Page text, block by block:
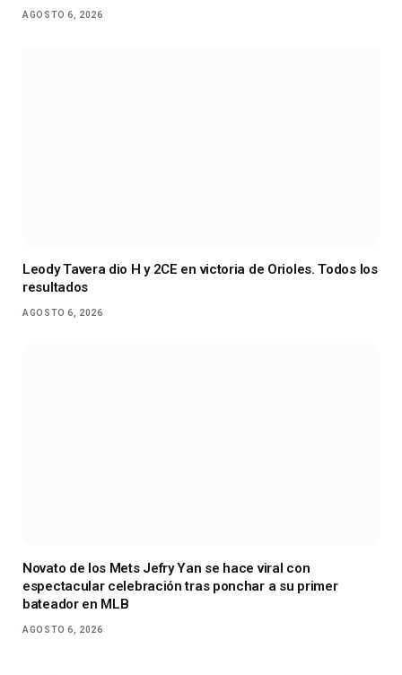
AGOSTO 6, 2026
Leody Tavera dio H y 2CE en victoria de Orioles. Todos los
resultados
AGOSTO 6, 2026
Novato de los Mets Jefry Yan se hace viral con
espectacular celebración tras ponchar a su primer
bateador en MLB
AGOSTO 6, 2026